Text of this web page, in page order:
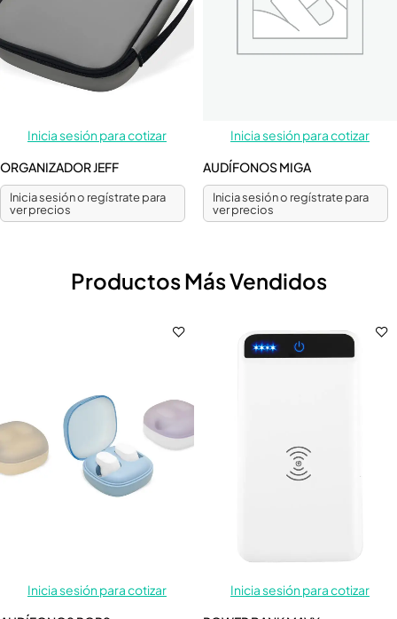
Inicia sesión para cotizar
ORGANIZADOR JEFF
Inicia sesión o regístrate para
ver precios
Inicia sesión para cotizar
AUDÍFONOS MIGA
Inicia sesión o regístrate para
ver precios
Productos Más Vendidos
Inicia sesión para cotizar
Inicia sesión para cotizar